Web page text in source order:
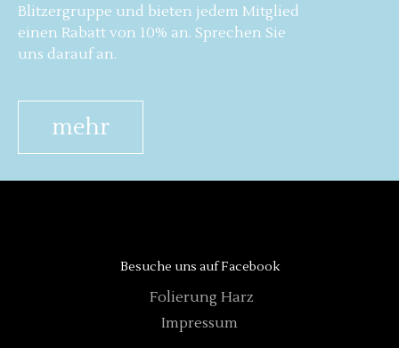
Blitzergruppe und bieten jedem Mitglied
einen Rabatt von 10% an. Sprechen Sie
uns darauf an.
mehr
Besuche uns auf Facebook
Folierung Harz
Impressum